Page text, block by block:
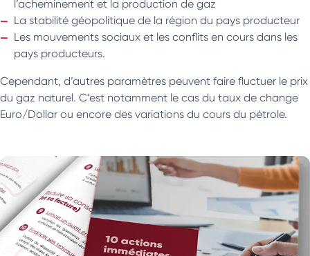
l’acheminement et la production de gaz
La stabilité géopolitique de la région du pays producteur
Les mouvements sociaux et les conflits en cours dans les
pays producteurs.
Cependant, d’autres paramètres peuvent faire fluctuer le prix
du gaz naturel. C’est notamment le cas du taux de change
Euro/Dollar ou encore des variations du cours du pétrole.